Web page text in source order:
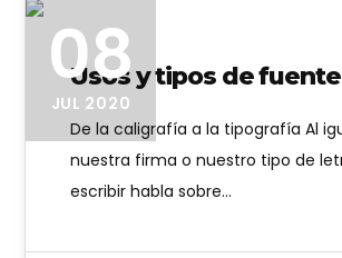
08
JUL 2020
Usos y tipos de
De la caligrafía a la tipografía Al
nuestra firma o nuestro tipo de
escribir habla sobre…